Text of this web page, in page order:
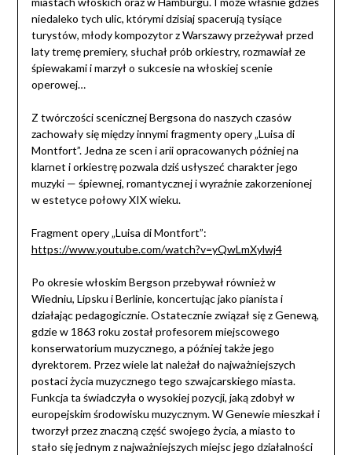
niedaleko tych ulic, którymi dzisiaj spacerują tysiące
turystów, młody kompozytor z Warszawy przeżywał przed
laty tremę premiery, słuchał prób orkiestry, rozmawiał ze
śpiewakami i marzył o sukcesie na włoskiej scenie
operowej…
Z twórczości scenicznej Bergsona do naszych czasów
zachowały się między innymi fragmenty opery „Luisa di
Montfort”. Jedna ze scen i arii opracowanych później na
klarnet i orkiestrę pozwala dziś usłyszeć charakter jego
muzyki — śpiewnej, romantycznej i wyraźnie zakorzenionej
w estetyce połowy XIX wieku.
Fragment opery „Luisa di Montfort”:
https://www.youtube.com/watch?v=yQwLmXylwj4
Po okresie włoskim Bergson przebywał również w
Wiedniu, Lipsku i Berlinie, koncertując jako pianista i
działając pedagogicznie. Ostatecznie związał się z Genewą,
gdzie w 1863 roku został profesorem miejscowego
konserwatorium muzycznego, a później także jego
dyrektorem. Przez wiele lat należał do najważniejszych
postaci życia muzycznego tego szwajcarskiego miasta.
Funkcja ta świadczyła o wysokiej pozycji, jaką zdobył w
europejskim środowisku muzycznym. W Genewie mieszkał i
tworzył przez znaczną część swojego życia, a miasto to
stało się jednym z najważniejszych miejsc jego działalności